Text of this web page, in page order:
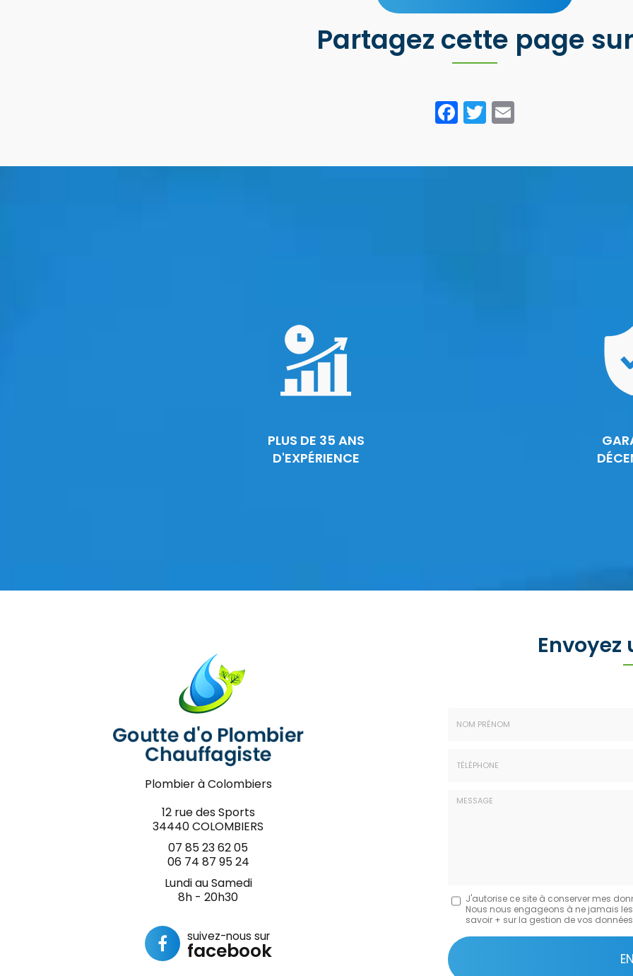
Partagez cette page sur
Facebook
Twitter
PLUS DE 35 ANS
D'EXPÉRIENCE
Plombier à Colombiers
12 rue des Sports
34440 COLOMBIERS
07 85 23 62 05
06 74 87 95 24
Lundi au Samedi
8h - 20h30
suivez-nous sur
facebook
Envoyez
Message
J'autorise ce site à conserver mes
Nous nous engageons à ne jamais
savoir + sur la gestion de vos
Acceptation
RGPD